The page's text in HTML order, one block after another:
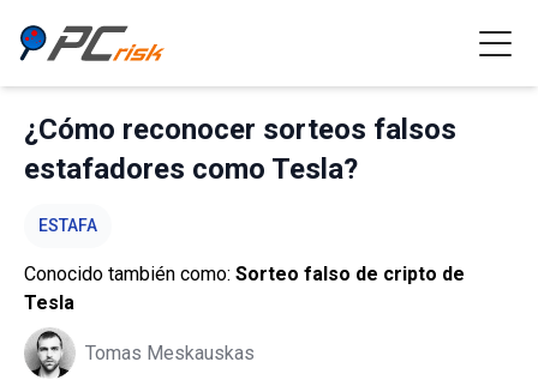
¿Cómo reconocer sorteos falsos
estafadores como Tesla?
ESTAFA
Conocido también como: Sorteo falso de cripto de
Tesla
Tomas Meskauskas